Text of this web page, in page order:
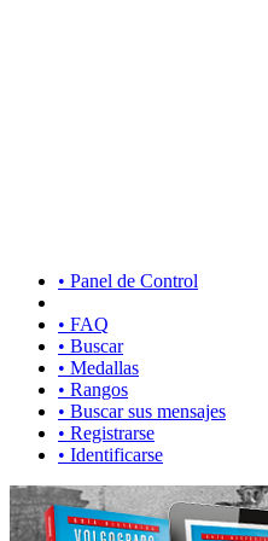
• Panel de Control
• FAQ
• Buscar
• Medallas
• Rangos
• Buscar sus mensajes
• Registrarse
• Identificarse